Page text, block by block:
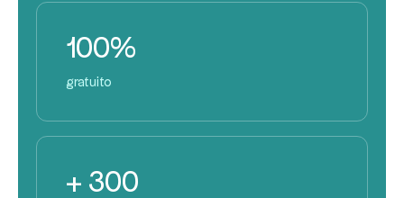
100%
gratuito
+ 300